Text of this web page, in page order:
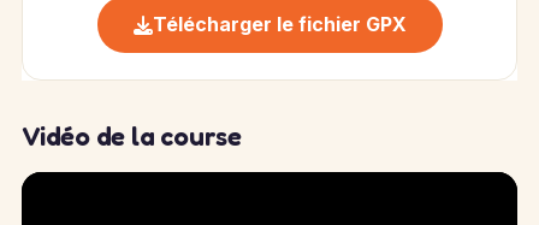
Télécharger le fichier GPX
Vidéo de la course